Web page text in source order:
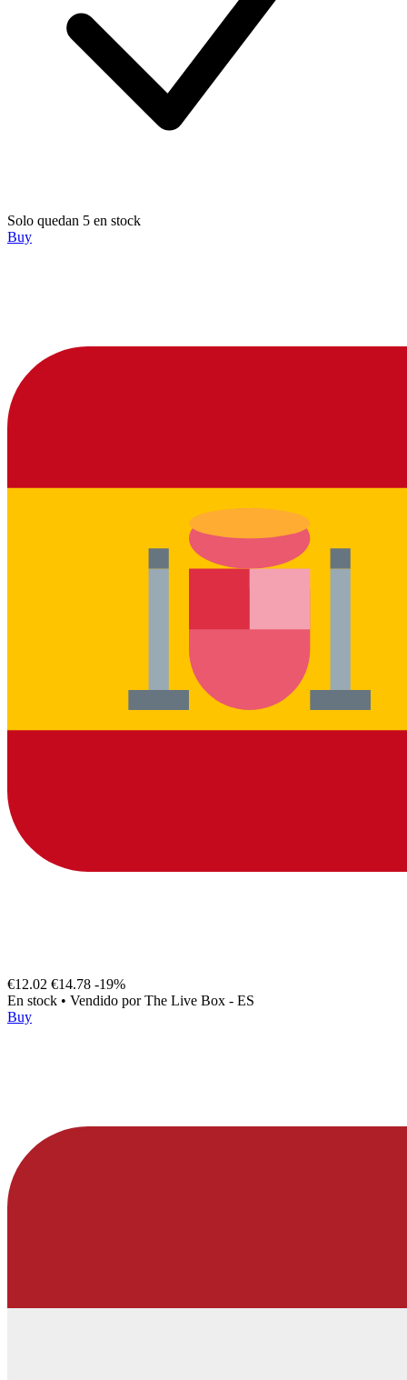
Solo quedan 5 en stock
Buy
€12.02 €14.78 -19%
En stock • Vendido porThe Live Box - ES
Buy